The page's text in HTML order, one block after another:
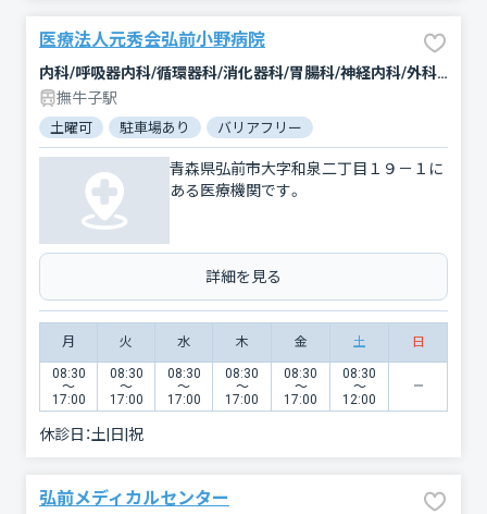
医療法人元秀会弘前小野病院
内科/呼吸器内科/循環器科/消化器科/胃腸科/神経内科/外科/肛門科/整形外科/リハビリテーション/放射線科
撫牛子駅
土曜可 駐車場あり バリアフリー
青森県弘前市大字和泉二丁目１９－１に
ある医療機関です。
詳細を見る
月 火 水 木 金 土 日
08:30
〜
17:00
08:30
〜
17:00
08:30
〜
17:00
08:30
〜
17:00
08:30
〜
17:00
08:30
〜
12:00
休診日：土|日|祝
弘前メディカルセンター